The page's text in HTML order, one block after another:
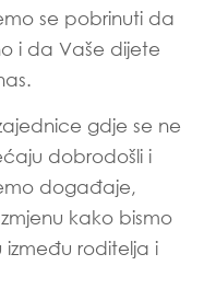
se pobrinuti da
i da Vaše dijete
gdje se ne
dobrodošli i
događaje,
kako bismo
roditelja i